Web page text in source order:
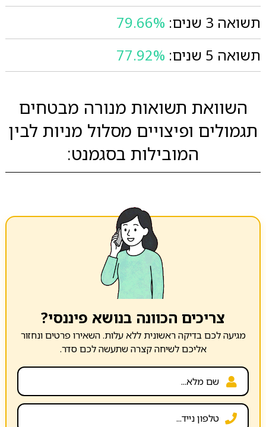
תשואה 3 שנים:
79.66%
תשואה 5 שנים:
77.92%
השוואת תשואות מנורה מבטחים
תגמולים ופיצויים מסלול מניות לבין
המובילות בסגמנט:
צריכים הכוונה בנושא פיננסי?
מגיעה לכם בדיקה ראשונית ללא עלות. השאירו פרטים ונחזור
אליכם לשיחה קצרה שתעשה לכם סדר.